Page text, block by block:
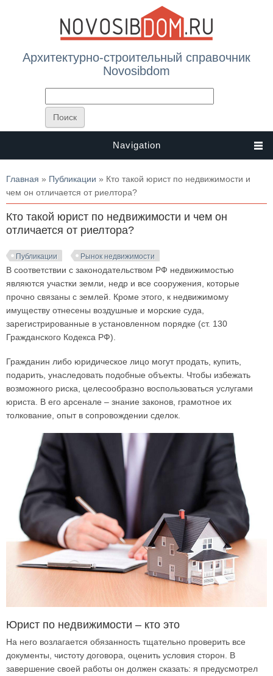
Архитектурно-строительный справочник
Novosibdom
Navigation
Вы здесь
Главная » Публикации » Кто такой юрист по недвижимости и
чем он отличается от риелтора?
Кто такой юрист по недвижимости и чем он
отличается от риелтора?
Публикации Рынок недвижимости
В соответствии с законодательством РФ недвижимостью
являются участки земли, недр и все сооружения, которые
прочно связаны с землей. Кроме этого, к недвижимому
имуществу отнесены воздушные и морские суда,
зарегистрированные в установленном порядке (ст. 130
Гражданского Кодекса РФ).
Гражданин либо юридическое лицо могут продать, купить,
подарить, унаследовать подобные объекты. Чтобы избежать
возможного риска, целесообразно воспользоваться услугами
юриста. В его арсенале – знание законов, грамотное их
толкование, опыт в сопровождении сделок.
Юрист по недвижимости – кто это
На него возлагается обязанность тщательно проверить все
документы, чистоту договора, оценить условия сторон. В
завершение своей работы он должен сказать: я предусмотрел